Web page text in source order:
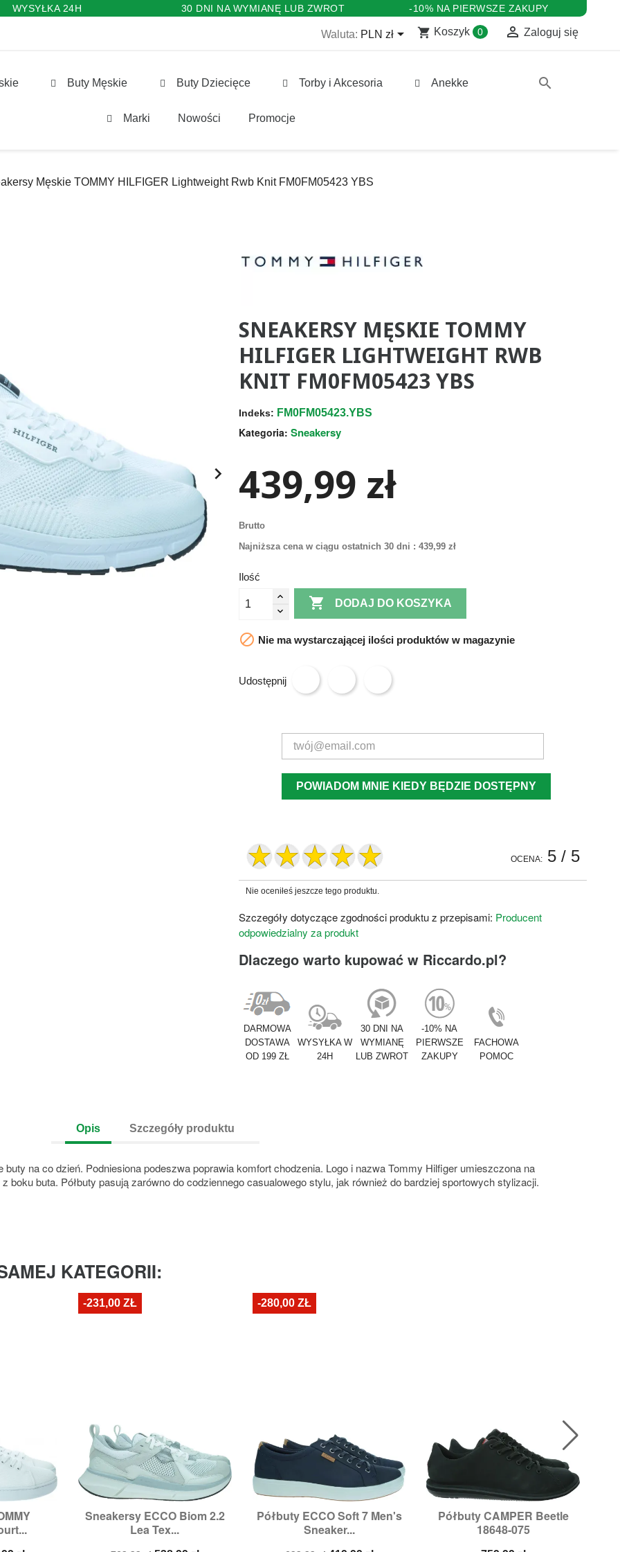
WYSYŁKA 24H 30 DNI NA WYMIANĘ LUB ZWROT -10% NA PIERWSZE ZAKUPY
Waluta: PLN zł shopping_cart Koszyk 0  Zaloguj się
Buty Męskie Buty Dziecięce Torby i Akcesoria Anekke
Marki Nowości Promocje
search
Męskie TOMMY HILFIGER Lightweight Rwb Knit FM0FM05423 YBS

SNEAKERSY MĘSKIE TOMMY
HILFIGER LIGHTWEIGHT RWB
KNIT FM0FM05423 YBS
Indeks: FM0FM05423.YBS
Kategoria: Sneakersy
439,99 zł
Brutto
Najniższa cena w ciągu ostatnich 30 dni : 439,99 zł
Ilość
 DODAJ DO KOSZYKA
 Nie ma wystarczającej ilości produktów w magazynie
Udostępnij
POWIADOM MNIE KIEDY BĘDZIE DOSTĘPNY
OCENA: 5/ 5
Nie oceniłeś jeszcze tego produktu.
Szczegóły dotyczące zgodności produktu z przepisami: Producent
odpowiedzialny za produkt
Dlaczego warto kupować w Riccardo.pl?
DARMOWA
DOSTAWA
OD 199 ZŁ
WYSYŁKA W
24H
30 DNI NA
WYMIANĘ
LUB ZWROT
-10% NA
PIERWSZE
ZAKUPY
FACHOWA
POMOC
Opis Szczegóły produktu
na co dzień. Podniesiona podeszwa poprawia komfort chodzenia. Logo i nazwa Tommy Hilfiger umieszczona na
boku buta. Półbuty pasują zarówno do codziennego casualowego stylu, jak również do bardziej sportowych stylizacji.
KATEGORII:
44
Sneakersy ECCO Biom 2.2
Lea Tex...
Szybki podgląd
Rozmiary:42,
-231,00 ZŁ
Półbuty ECCO Soft 7 Men's
Sneaker...
Szybki podgląd
Rozmiary:41
-280,00 ZŁ
Półbuty CAMPER Beetle
18648-075
Szybki podgląd
Rozmiary:41